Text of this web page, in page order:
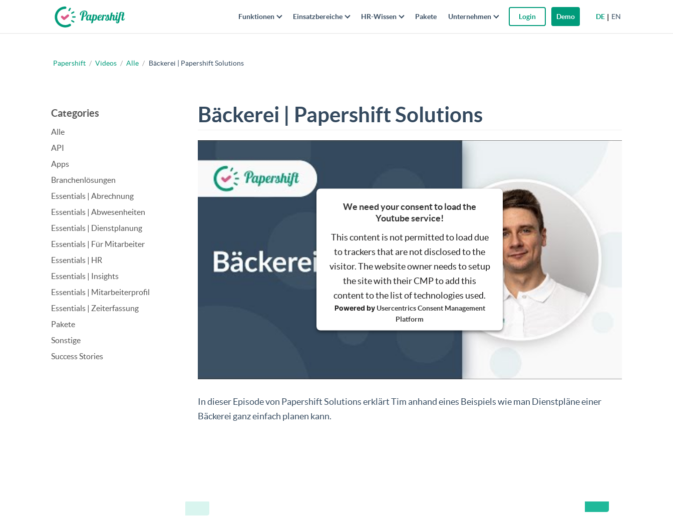
+49 721 50 95 79 69
DE EN
Funktionen Einsatzbereiche HR-Wissen Pakete Unternehmen Login Demo
Papershift / Videos / Alle / Bäckerei | Papershift Solutions
Categories
Alle
API
Apps
Branchenlösungen
Essentials | Abrechnung
Essentials | Abwesenheiten
Essentials | Dienstplanung
Essentials | Für Mitarbeiter
Essentials | HR
Essentials | Insights
Essentials | Mitarbeiterprofil
Essentials | Zeiterfassung
Pakete
Sonstige
Success Stories
Bäckerei | Papershift Solutions
We need your consent to load the
Youtube service!
This content is not permitted to load due
to trackers that are not disclosed to the
visitor. The website owner needs to setup
the site with their CMP to add this
content to the list of technologies used.
Powered by Usercentrics Consent Management
Platform
In dieser Episode von Papershift Solutions erklärt Tim anhand eines Beispiels wie man Dienstpläne einer
Bäckerei ganz einfach planen kann.